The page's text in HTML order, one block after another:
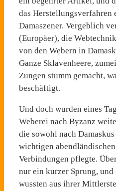
das Herstellungsverfahren
Damaszener. Vergeb­lich
(Europäer), die
von den Webern in
Ganze Sklaven­heere,
Zungen stumm gemacht,
be­schäftigt.
Und doch wurden eines
Weberei nach Byzanz
die sowohl nach
wichtigen
Verbindun­gen pflegte.
nur ein kurzer Sprung,
wussten aus ihrer